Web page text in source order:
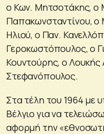
ο Κων. Μητσοτάκης, ο
Παπακωνσταντίνου,
Ηλιού, ο Παν.
Γεροκωστόπουλος, ο
Κουντούρης, ο Λουκής
Στεφανόπουλος.
Στα τέλη του 1964 με
Βέλγιο για να
αφορμή την